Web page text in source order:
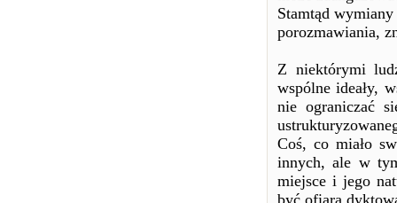
Stamtąd
porozmawiania,
Z niektórymi
wspólne ideały,
nie ograniczać
Coś, co miało
innych, ale w
miejsce i jego
być ofiarą